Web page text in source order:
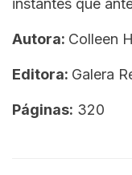
instantes que
Autora: Colleen
Editora: Galera
Páginas: 320